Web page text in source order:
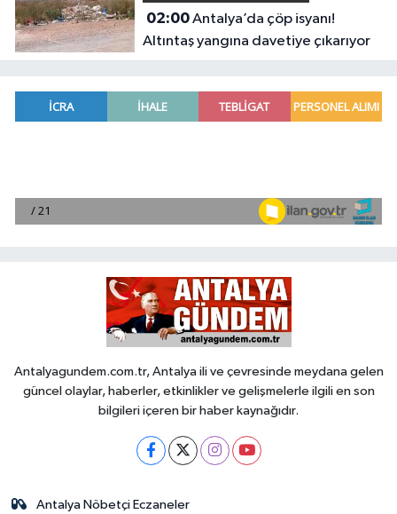
02:00Antalya’da çöp isyanı!
Altıntaş yangına davetiye çıkarıyor
Antalyagundem.com.tr, Antalya ili ve çevresinde meydana gelen
güncel olaylar, haberler, etkinlikler ve gelişmelerle ilgili en son
bilgileri içeren bir haber kaynağıdır.
Antalya Nöbetçi Eczaneler